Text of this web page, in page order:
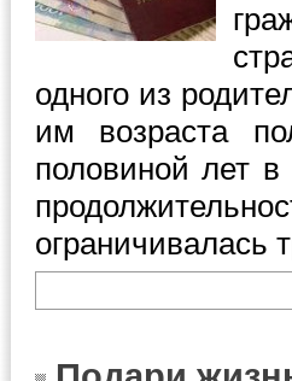
одного из
им возраста
половиной лет
ограничивалась